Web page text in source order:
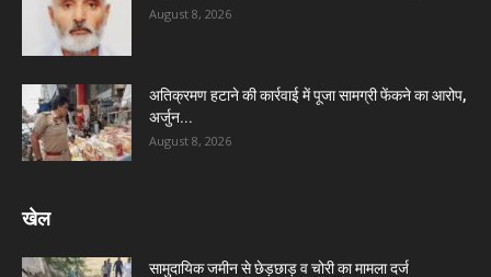
August 8, 2026
अतिक्रमण हटाने की कार्रवाई में पूजा सामग्री फेंकने का आरोप,
अर्जुन...
August 8, 2026
खेल
सामुदायिक जमीन से छेड़छाड़ व चोरी का मामला दर्ज